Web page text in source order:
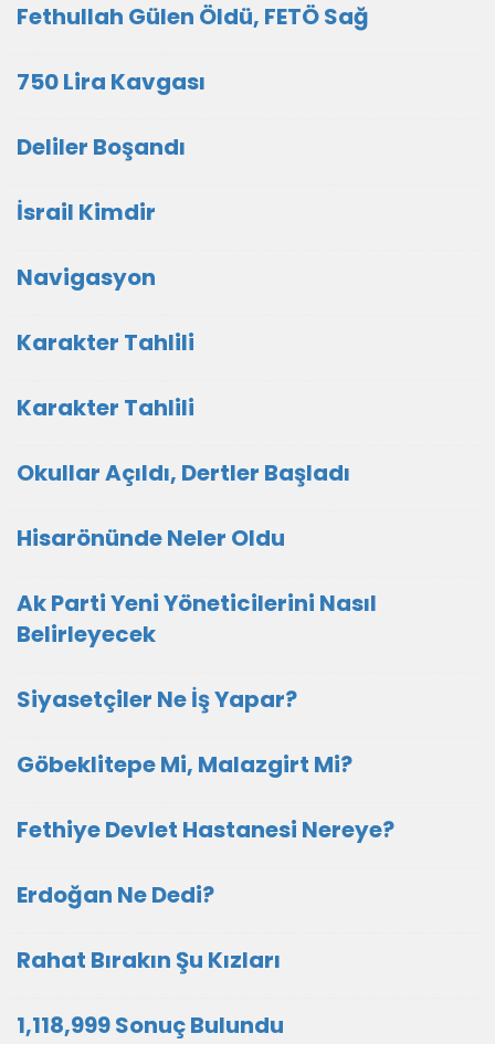
Fethullah Gülen Öldü, FETÖ Sağ
750 Lira Kavgası
Deliler Boşandı
İsrail Kimdir
Navigasyon
Karakter Tahlili
Karakter Tahlili
Okullar Açıldı, Dertler Başladı
Hisarönünde Neler Oldu
Ak Parti Yeni Yöneticilerini Nasıl
Belirleyecek
Siyasetçiler Ne İş Yapar?
Göbeklitepe Mi, Malazgirt Mi?
Fethiye Devlet Hastanesi Nereye?
Erdoğan Ne Dedi?
Rahat Bırakın Şu Kızları
1,118,999 Sonuç Bulundu